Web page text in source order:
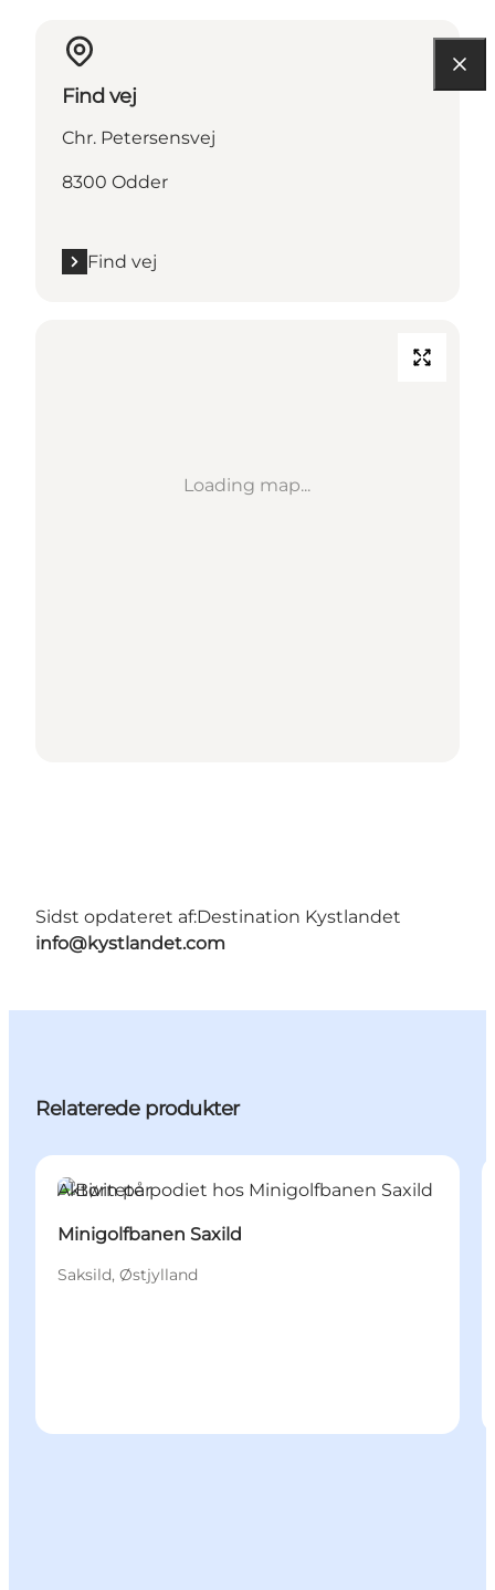
Find vej
Chr. Petersensvej
8300 Odder
Find vej
Loading map...
Sidst opdateret af:Destination Kystlandet
info@kystlandet.com
Relaterede produkter
Aktiviteter
Minigolfbanen Saxild
Saksild, Østjylland